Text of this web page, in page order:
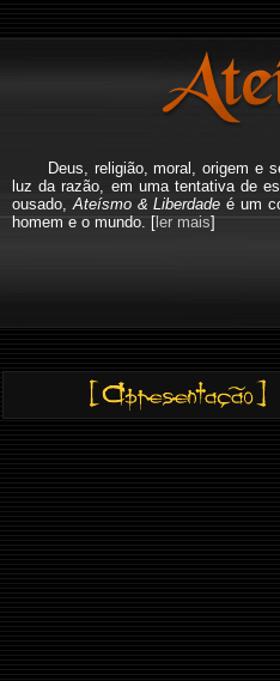
Deus, religião, moral, origem e
luz da razão, em uma tentativa de
ousado, Ateísmo & Liberdade é um
homem e o mundo. [ler mais]